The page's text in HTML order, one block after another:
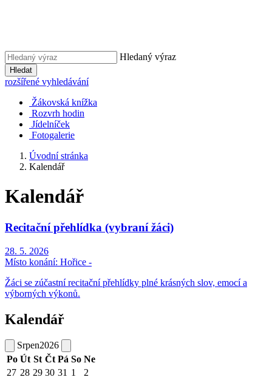
Hledaný výraz
Hledat
rozšířené vyhledávání
Žákovská knížka
Rozvrh hodin
Jídelníček
Fotogalerie
Úvodní stránka
Kalendář
Kalendář
Recitační přehlídka (vybraní žáci)
28. 5. 2026
Místo konání: Hořice -
Žáci se zúčastní recitační přehlídky plné krásných slov, emocí a
výborných výkonů.
Kalendář
Srpen2026
Po Út St Čt Pá So Ne
27 28 29 30 31 1
2